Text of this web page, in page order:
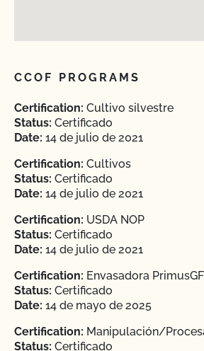
CCOF PROGRAMS
Certification: Cultivo silvestre
Status: Certificado
Date: 14 de julio de 2021
Certification: Cultivos
Status: Certificado
Date: 14 de julio de 2021
Certification: USDA NOP
Status: Certificado
Date: 14 de julio de 2021
Certification: Envasadora
Status: Certificado
Date: 14 de mayo de 2025
Certification: Manipulación/
Status: Certificado